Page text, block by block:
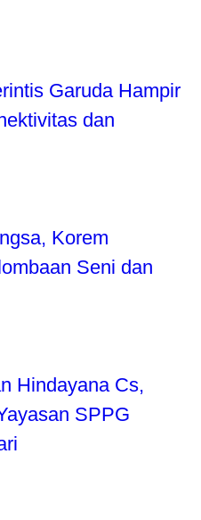
Garuda Hampir
dan
Korem
Seni dan
Hindayana Cs,
SPPG